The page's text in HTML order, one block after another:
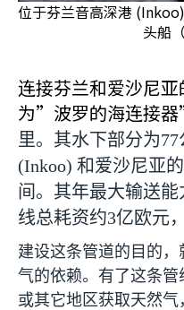
位于芬兰音高深港
头船
连接芬兰和爱沙尼
为”波罗的海连接
里。其水下部分为77
(Inkoo) 和爱沙尼亚
间。其年最大输送能
线总耗资约3亿欧元
建设这条管道的目的
气的依赖。有了这条
或其它地区获取天然